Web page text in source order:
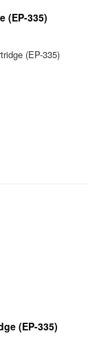
(EP-335)
(EP-335)
(EP-335)